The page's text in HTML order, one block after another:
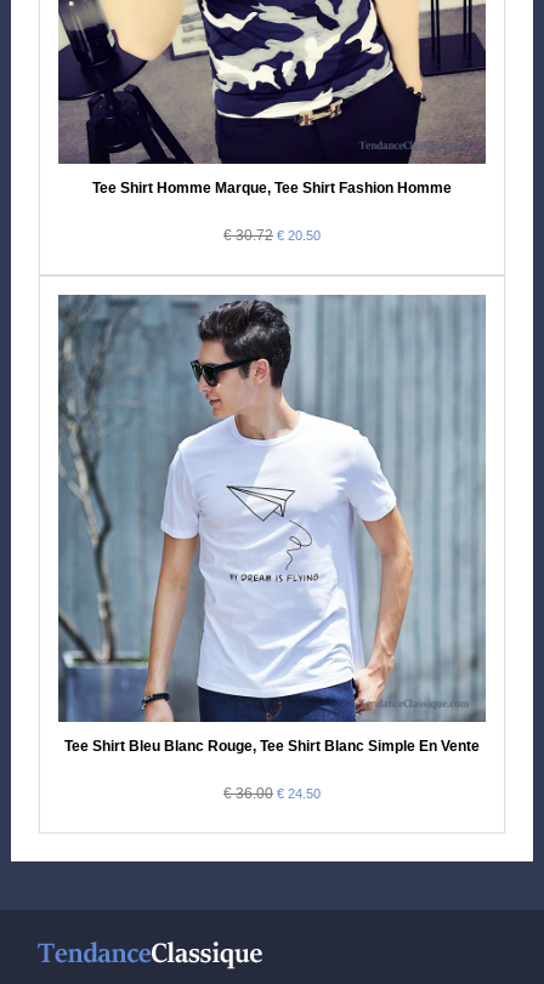
Tee Shirt Homme Marque, Tee Shirt Fashion Homme
€ 30.72 € 20.50
Tee Shirt Bleu Blanc Rouge, Tee Shirt Blanc Simple En Vente
€ 36.00 € 24.50